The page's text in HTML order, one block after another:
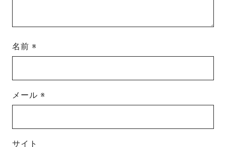
名前※
メール※
サイト